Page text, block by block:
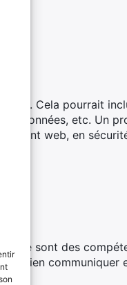
Cela pourrait
de données, etc. Un
web, en
sont des
de bien communiquer